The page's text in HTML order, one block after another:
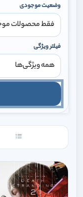
وضعیت موجودی
فیلتر ویژگی